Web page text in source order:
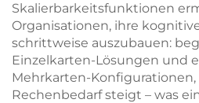
Skalierbarkeitsfunktionen
Organisationen, ihre
schrittweise auszubauen:
Einzelkarten-Lösungen und
Mehrkarten-Konfigurationen,
Rechenbedarf steigt – was